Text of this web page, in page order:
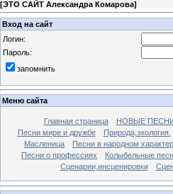
[ЭТО САЙТ Александра Комарова]
Вход на сайт
Логин:
Пароль:
запомнить
Меню сайта
Главная страница НОВЫЕ ПЕСНИ
Песни мире и дружбе
Природа,экология.
Масленица
Песни в народном
Песни о профессиях
Колыбельные
Сценарии,инсценировки